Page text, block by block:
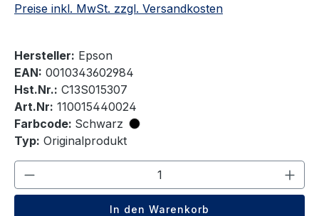
Preise inkl. MwSt. zzgl. Versandkosten
Hersteller: Epson
EAN: 0010343602984
Hst.Nr.: C13S015307
Art.Nr: 110015440024
Farbcode: Schwarz
Typ: Originalprodukt
Produkt Anzahl: Gib den
In den Warenkorb